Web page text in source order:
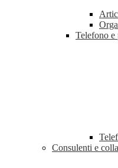
Telefono e
Consulenti e